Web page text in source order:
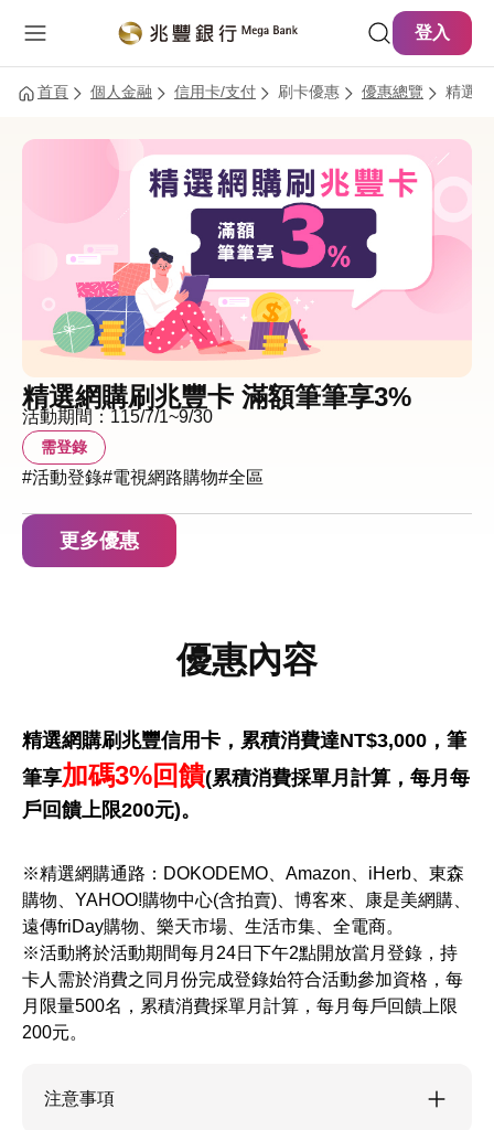
登入
首頁 個人金融 信用卡/支付 刷卡優惠 優惠總覽 精選
精選網購刷兆豐卡 滿額筆筆享3%
活動期間：115/7/1~9/30
需登錄
#活動登錄#電視網路購物#全區
更多優惠
優惠內容
精選網購刷兆豐信用卡，累積消費達NT$3,000，筆
筆享加碼3%回饋(累積消費採單月計算，每月每
戶回饋上限200元)。
※精選網購通路： DOKODEMO 、Amazon、iHerb、東森
購物、YAHOO!購物中心(含拍賣)、博客來、康是美網購、
遠傳friDay購物、樂天市場、生活市集、全電商。
※活動將於活動期間每月24日下午2點開放當月登錄，持
卡人需於消費之同月份完成登錄始符合活動參加資格，每
月限量500名，累積消費採單月計算，每月每戶回饋上限
200元。
注意事項